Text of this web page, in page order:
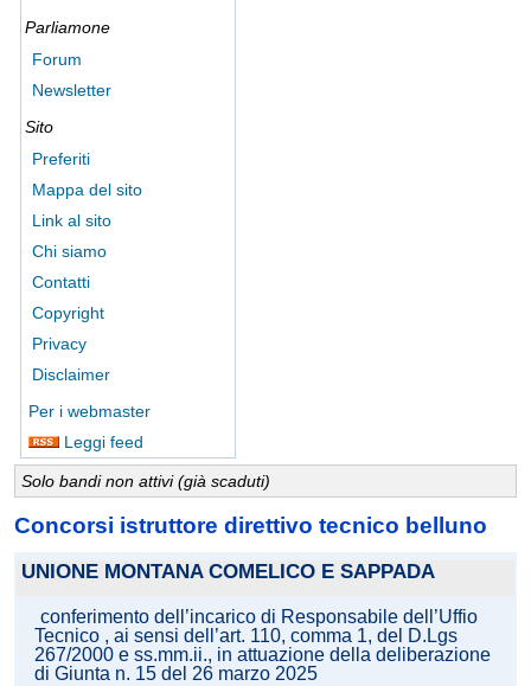
Parliamone
Forum
Newsletter
Sito
Preferiti
Mappa del sito
Link al sito
Chi siamo
Contatti
Copyright
Privacy
Disclaimer
Per i webmaster
Leggi feed
Solo bandi non attivi (già scaduti)
Concorsi istruttore direttivo tecnico belluno
UNIONE MONTANA COMELICO E SAPPADA
conferimento dell’incarico di Responsabile dell’Uffio
Tecnico , ai sensi dell’art. 110, comma 1, del D.Lgs
267/2000 e ss.mm.ii., in attuazione della deliberazione
di Giunta n. 15 del 26 marzo 2025